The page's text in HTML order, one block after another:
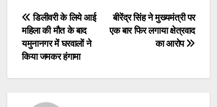
Post
navigation
बीरेंद्र सिंह ने मुख्यमंत्री पर
एक बार फिर लगाया क्षेत्रवाद
का आरोप
डिलीवरी के लिये आई
महिला की मौत के बाद
यमुनानगर में घरवालों ने
किया जमकर हंगामा